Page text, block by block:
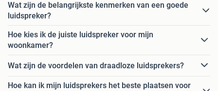
Wat zijn de belangrijkste kenmerken van een goede
luidspreker?
Hoe kies ik de juiste luidspreker voor mijn
woonkamer?
Wat zijn de voordelen van draadloze luidsprekers?
Hoe kan ik mijn luidsprekers het beste plaatsen voor